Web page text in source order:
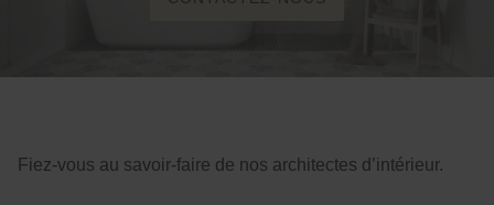
Fiez-vous au savoir-faire de nos architectes d’intérieur.